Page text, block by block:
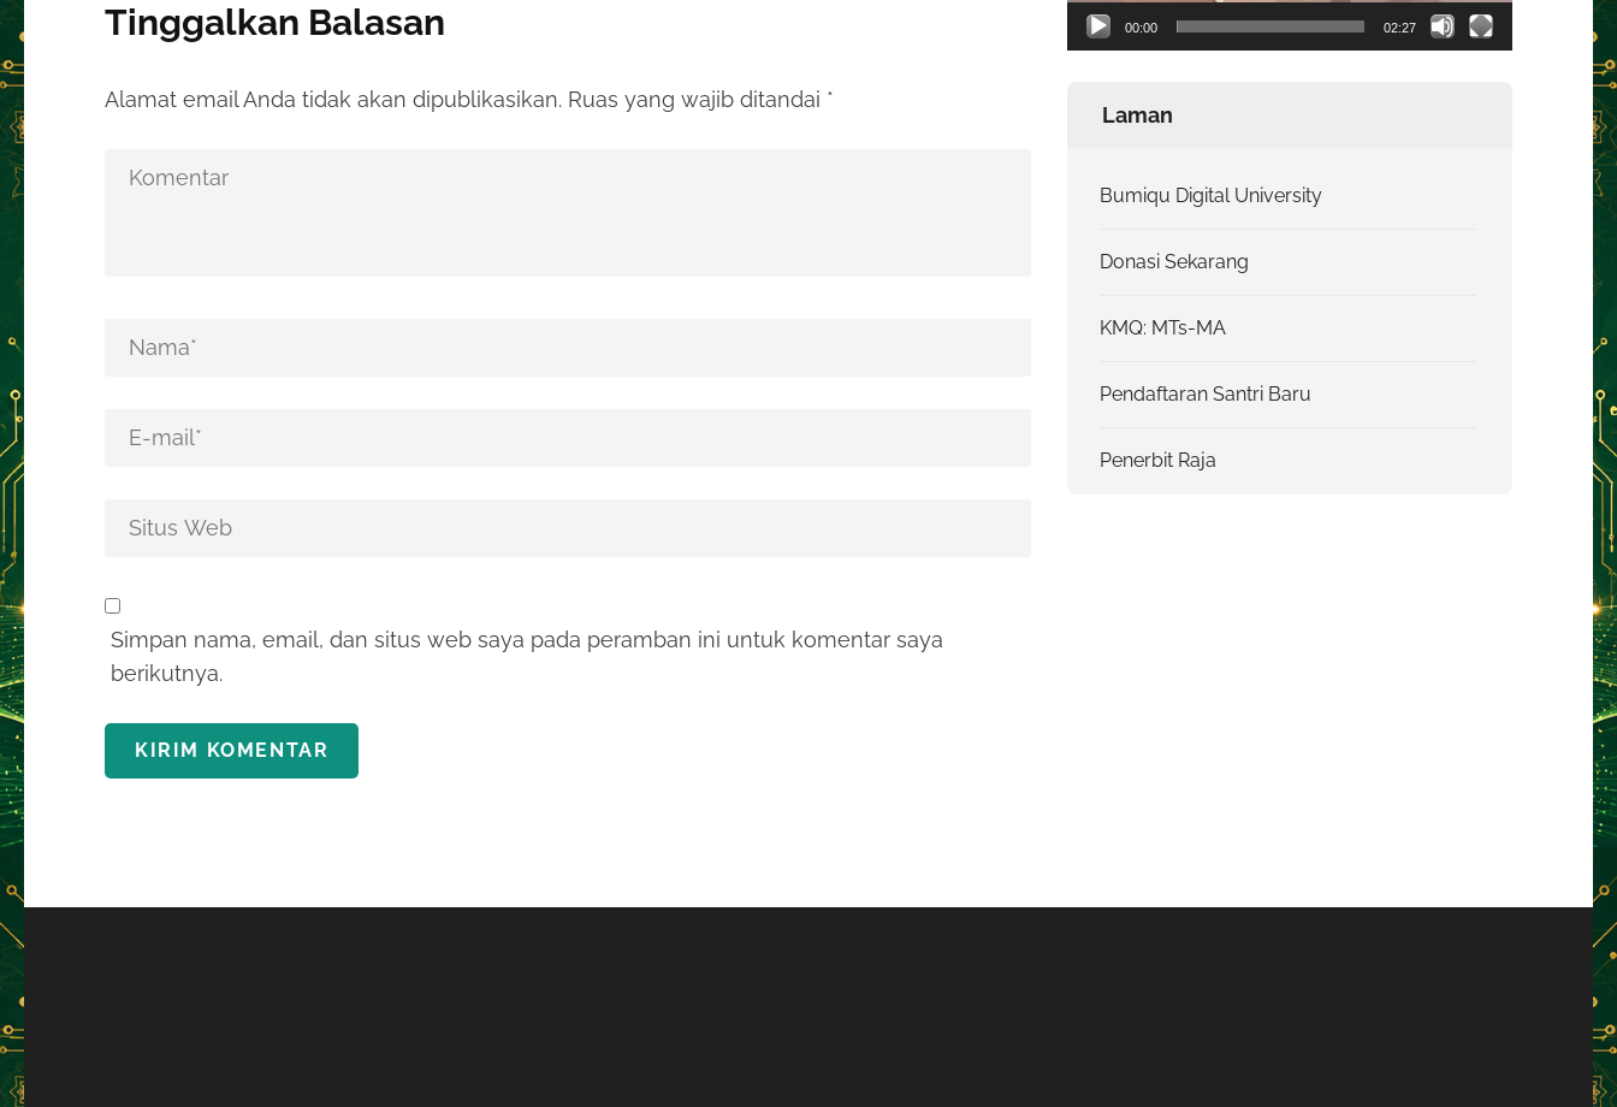
Tinggalkan Balasan
Alamat email Anda tidak akan dipublikasikan. Ruas yang wajib ditandai *
Simpan nama, email, dan situs web saya pada peramban ini untuk komentar saya
berikutnya.
00:00 02:27
Laman
Bumiqu Digital University
Donasi Sekarang
KMQ: MTs-MA
Pendaftaran Santri Baru
Penerbit Raja